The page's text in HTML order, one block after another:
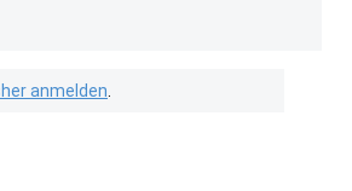
anmelden